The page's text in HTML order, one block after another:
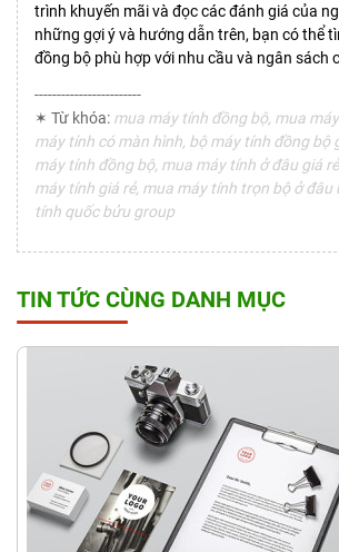
trình khuyến mãi và đọc các đánh giá của
những gợi ý và hướng dẫn trên, bạn có thể
đồng bộ phù hợp với nhu cầu và ngân sách
------------------------
✶ Từ khóa: mua máy tính đồng bộ, mua
máy tính có màn hình, bộ máy tính đồng bộ
máy tính đồng bộ, mua máy tính ở đâu giá
máy tính giá rẻ, mua máy tính trọn bộ ở đâu
tính quốc bửu group
TIN TỨC CÙNG DANH MỤC